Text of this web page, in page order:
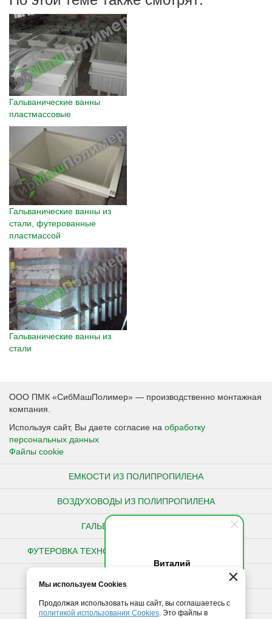
Виталий
если у вас появятся вопросы.
Гальванические ванны
пластмассовые
Гальванические ванны из
стали, футерованные
пластмассой
Гальванические ванны из
стали
ООО ПМК «СибМашПолимер» — производственно монтажная
компания.
Используя сайт, Вы даете согласие на обработку
персональных данных
Файлы cookie
ЕМКОСТИ ИЗ ПОЛИПРОПИЛЕНА
ВОЗДУХОВОДЫ ИЗ ПОЛИПРОПИЛЕНА
ГАЛЬВАНИЧЕСКИЕ ВАННЫ
ФУТЕРОВКА ТЕХНОЛОГИЧЕСКОГО ОБОРУДОВАНИЯ
НЕСТАНДАРТНЫЕ ИЗДЕЛИЯ ИЗ ПОЛИПРОПИЛЕНА
ПОЛИПРОПИЛЕНОВЫЕ ТРУБЫ
×
Мы используем Cookies
Продолжая использовать наш сайт, вы соглашаетесь с
политикой использования Cookies. Это файлы в